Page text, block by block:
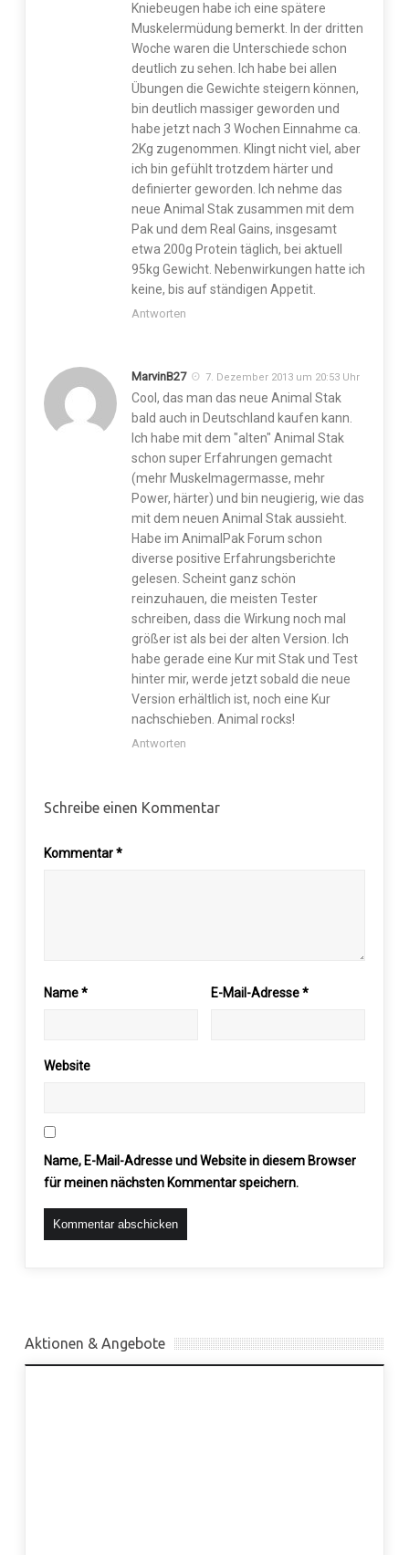
Kniebeugen habe ich eine spätere
Muskelermüdung bemerkt. In der dritten
Woche waren die Unterschiede schon
deutlich zu sehen. Ich habe bei allen
Übungen die Gewichte steigern können,
bin deutlich massiger geworden und
habe jetzt nach 3 Wochen Einnahme ca.
2Kg zugenommen. Klingt nicht viel, aber
ich bin gefühlt trotzdem härter und
definierter geworden. Ich nehme das
neue Animal Stak zusammen mit dem
Pak und dem Real Gains, insgesamt
etwa 200g Protein täglich, bei aktuell
95kg Gewicht. Nebenwirkungen hatte ich
keine, bis auf ständigen Appetit.
Antworten
MarvinB27 7. Dezember 2013 um 20:53 Uhr
Cool, das man das neue Animal Stak
bald auch in Deutschland kaufen kann.
Ich habe mit dem "alten" Animal Stak
schon super Erfahrungen gemacht
(mehr Muskelmagermasse, mehr
Power, härter) und bin neugierig, wie das
mit dem neuen Animal Stak aussieht.
Habe im AnimalPak Forum schon
diverse positive Erfahrungsberichte
gelesen. Scheint ganz schön
reinzuhauen, die meisten Tester
schreiben, dass die Wirkung noch mal
größer ist als bei der alten Version. Ich
habe gerade eine Kur mit Stak und Test
hinter mir, werde jetzt sobald die neue
Version erhältlich ist, noch eine Kur
nachschieben. Animal rocks!
Antworten
Schreibe einen Kommentar
Kommentar*
Name* E-Mail-Adresse*
Website
Name, E-Mail-Adresse und Website in diesem Browser
für meinen nächsten Kommentar speichern.
Aktionen & Angebote